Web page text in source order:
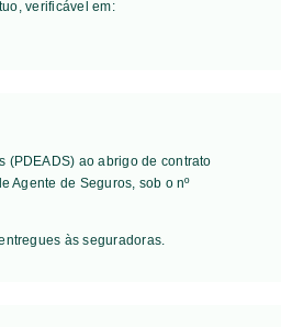
, verificável em:
(PDEADS) ao abrigo de contrato
Agente de Seguros, sob o nº
às seguradoras.